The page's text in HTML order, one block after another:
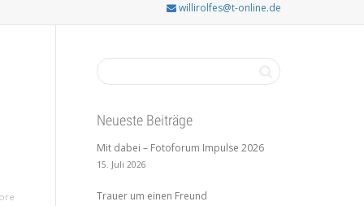
willirolfes@t-online.de
Neueste Beiträge
Mit dabei – Fotoforum Impulse 2026
15. Juli 2026
Trauer um einen Freund